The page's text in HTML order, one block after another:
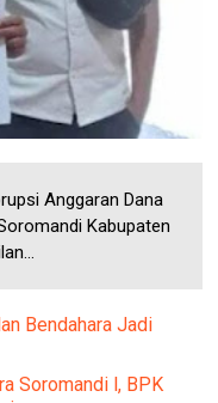
Anggaran Dana
Kabupaten
Bendahara Jadi
Soromandi l, BPK